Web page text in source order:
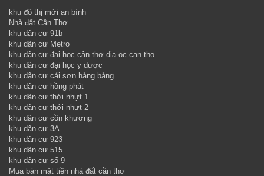
khu đô thị mới an bình
Nhà đất Cần Thơ
khu dân cư 91b
khu dân cư Metro
khu dân cư đại học cần thơ dia oc can tho
khu dân cư đại học y dược
khu dân cư cái sơn hàng bàng
khu dân cư hồng phát
khu dân cư thới nhựt 1
khu dân cư thới nhựt 2
khu dân cư cồn khương
khu dân cư 3A
khu dân cư 923
khu dân cư 515
khu dân cư số 9
Mua bán mặt tiền nhà đất cần thơ